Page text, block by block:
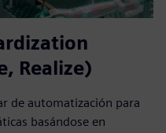
Realize)
de automatización para
basándose en